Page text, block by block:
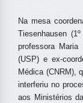
Na mesa
Tiesenhausen
professora
(USP) e ex-
Médica (CNRM),
interferiu no
aos Ministérios